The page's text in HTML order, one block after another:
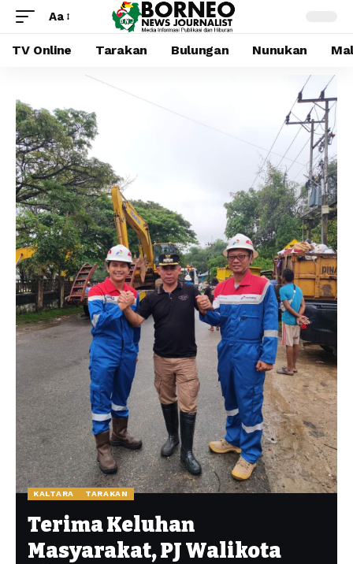
Aa
TV Online Tarakan Bulungan Nunukan
KALTARA TARAKAN
Terima Keluhan
Masyarakat, PJ Walikota